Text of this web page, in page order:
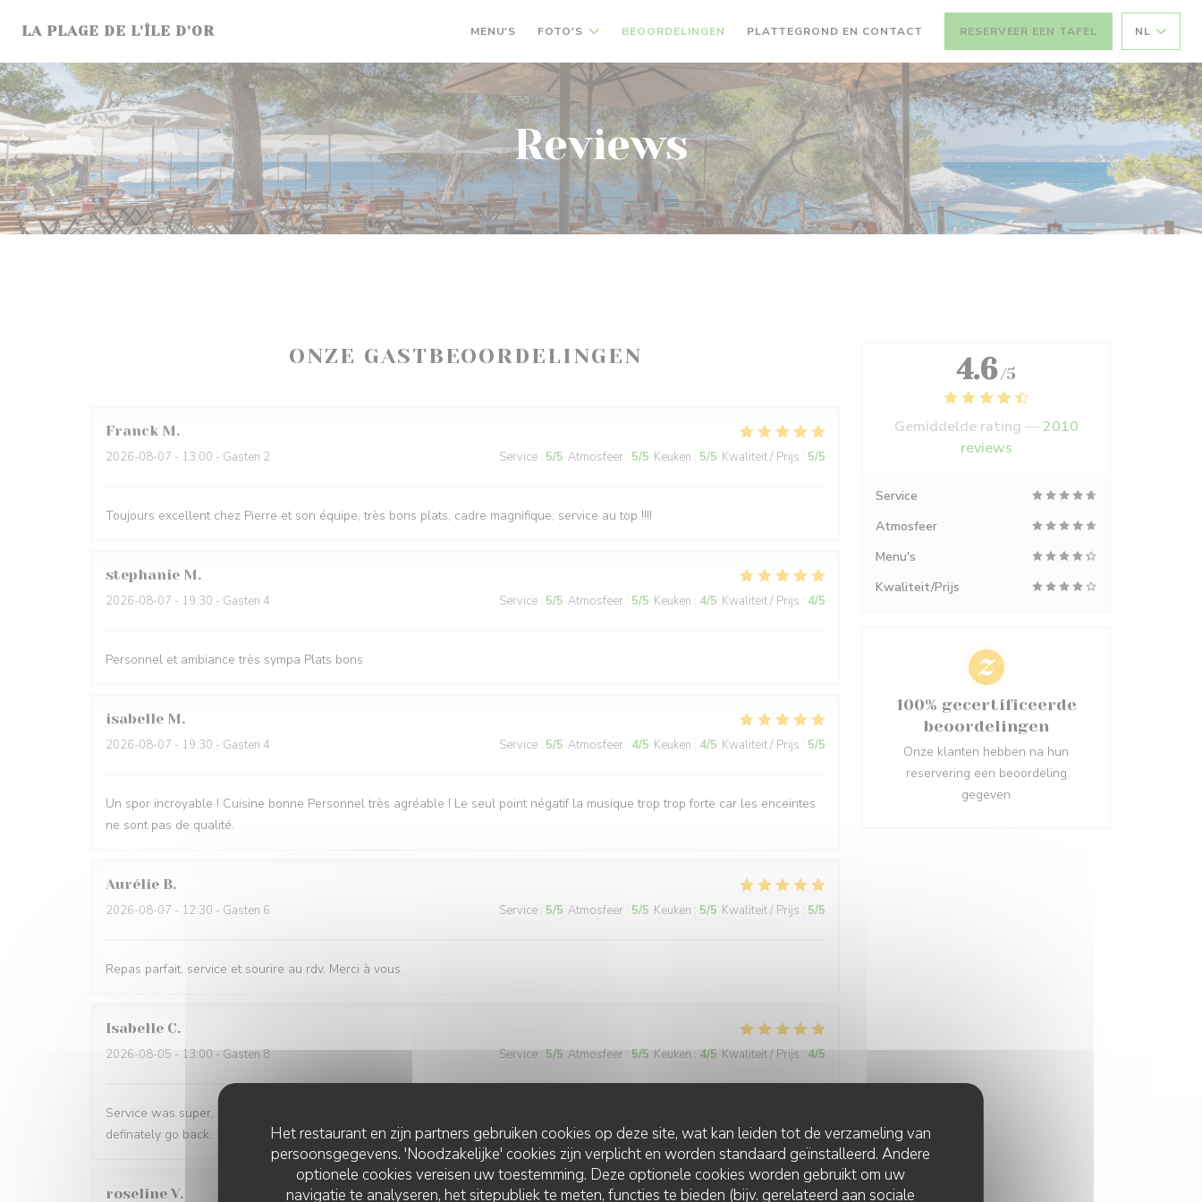
Het restaurant en zijn partners gebruiken cookies op deze site, wat kan leiden tot de verzameling van
persoonsgegevens. 'Noodzakelijke' cookies zijn verplicht en worden standaard geïnstalleerd. Andere
optionele cookies vereisen uw toestemming. Deze optionele cookies worden gebruikt om uw
navigatie te analyseren, het sitepubliek te meten, functies te bieden (bijv. gerelateerd aan sociale
LA PLAGE DE L'ÎLE D'OR MENU'S FOTO'S BEOORDELINGEN PLATTEGROND EN CONTACT RESERVEER EEN TAFEL NL
Reviews
ONZE GASTBEOORDELINGEN
Franck M
2026-08-07 - 13:00 - Gasten 2 Service : 5/5 Atmosfeer : 5/5 Keuken : 5/5 Kwaliteit / Prijs : 5/5
Toujours excellent chez Pierre et son équipe, très bons plats, cadre magnifique, service au top !!!!
stephanie M
2026-08-07 - 19:30 - Gasten 4 Service : 5/5 Atmosfeer : 5/5 Keuken : 4/5 Kwaliteit / Prijs : 4/5
Personnel et ambiance très sympa Plats bons
isabelle M
2026-08-07 - 19:30 - Gasten 4 Service : 5/5 Atmosfeer : 4/5 Keuken : 4/5 Kwaliteit / Prijs : 5/5
Un spor incroyable ! Cuisine bonne Personnel très agréable ! Le seul point négatif la musique trop trop forte car les enceintes
ne sont pas de qualité.
Aurélie B
2026-08-07 - 12:30 - Gasten 6 Service : 5/5 Atmosfeer : 5/5 Keuken : 5/5 Kwaliteit / Prijs : 5/5
Repas parfait, service et sourire au rdv. Merci à vous.
Isabelle C
2026-08-05 - 13:00 - Gasten 8 Service : 5/5 Atmosfeer : 5/5 Keuken : 4/5 Kwaliteit / Prijs : 4/5
Service was super, we had a nice table with a good view and the food was great (most dishes were excellent). I will
definately go back.
roseline V
4.6 /5
Gemiddelde rating — 2010
reviews
Service
Atmosfeer
Menu's
Kwaliteit/Prijs
100% gecertificeerde
beoordelingen
Onze klanten hebben na hun
reservering een beoordeling
gegeven